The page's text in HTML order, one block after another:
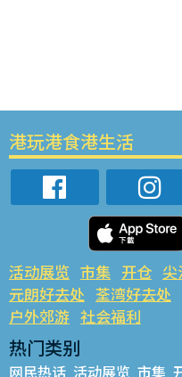
港玩港食港生活
活动展览 市集 开仓
元朗好去处 荃湾好去处
户外郊游 社会福利
热门类别
网民热话 活动展览 市集